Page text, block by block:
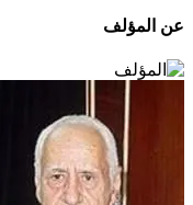
عن المؤلف